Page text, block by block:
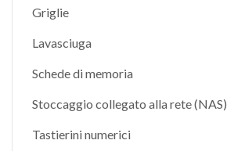
Griglie
Lavasciuga
Schede di memoria
Stoccaggio collegato alla rete (NAS)
Tastierini numerici